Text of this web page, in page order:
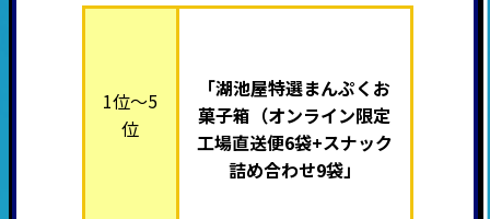
1位～5
位
「湖池屋特選まんぷくお
菓子箱（オンライン限定
工場直送便6袋+スナック
詰め合わせ9袋」